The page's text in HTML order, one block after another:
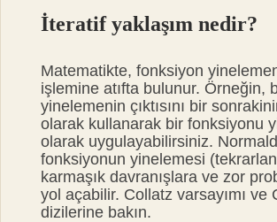
İteratif yaklaşım nedir?
Matematikte, fonksiyon
işlemine atıfta bulunur. Örneğin,
yinelemenin çıktısını bir
olarak kullanarak bir fonksiyonu
olarak uygulayabilirsiniz.
fonksiyonun yinelemesi
karmaşık davranışlara ve zor
yol açabilir. Collatz varsayımı ve
dizilerine bakın.